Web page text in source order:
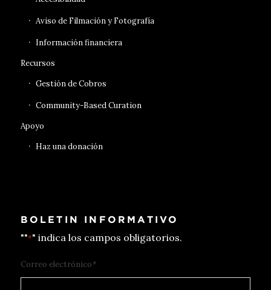
Aviso de Filmación y Fotografía
Información financiera
Recursos
Gestión de Cobros
Community-Based Curation
Apoyo
Haz una donación
BOLETIN INFORMATIVO
""*" indica los campos obligatorios.
Correo electrónico*